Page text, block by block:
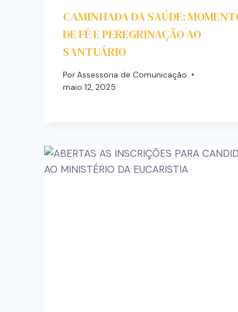
CAMINHADA DA SAÚDE:
DE FÉ E PEREGRINAÇÃO AO
SANTUÁRIO
PorAssessoria de Comunicação
maio 12, 2025